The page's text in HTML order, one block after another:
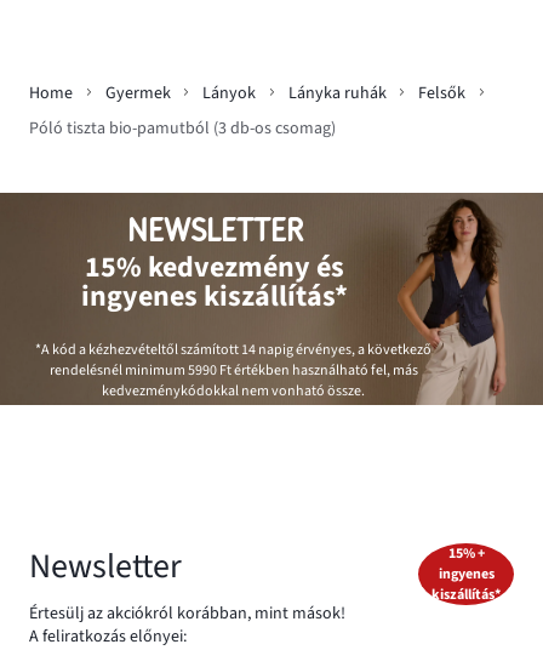
Home Gyermek Lányok Lányka ruhák
Felsők
Póló tiszta bio-pamutból (3 db-os csomag)
NEWSLETTER
15% kedvezmény és
ingyenes kiszállítás*
*A kód a kézhezvételtől számított 14 napig érvényes, a következő
rendelésnél minimum5990 Ftértékben használható fel, más
kedvezménykódokkal nem vonható össze.
Newsletter
Értesülj az akciókról korábban, mint mások!
A feliratkozás előnyei:
15% +
ingyenes
kiszállítás*